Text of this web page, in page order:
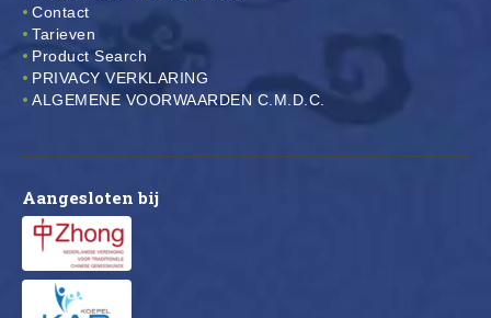
Contact
Tarieven
Product Search
PRIVACY VERKLARING
ALGEMENE VOORWAARDEN C.M.D.C.
Aangesloten bij